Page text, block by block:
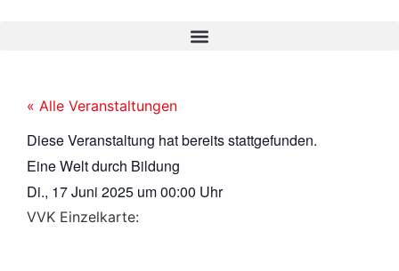
« Alle Veranstaltungen
Diese Veranstaltung hat bereits stattgefunden.
Eine Welt durch Bildung
Di., 17 Juni 2025 um00:00 Uhr
VVK Einzelkarte: